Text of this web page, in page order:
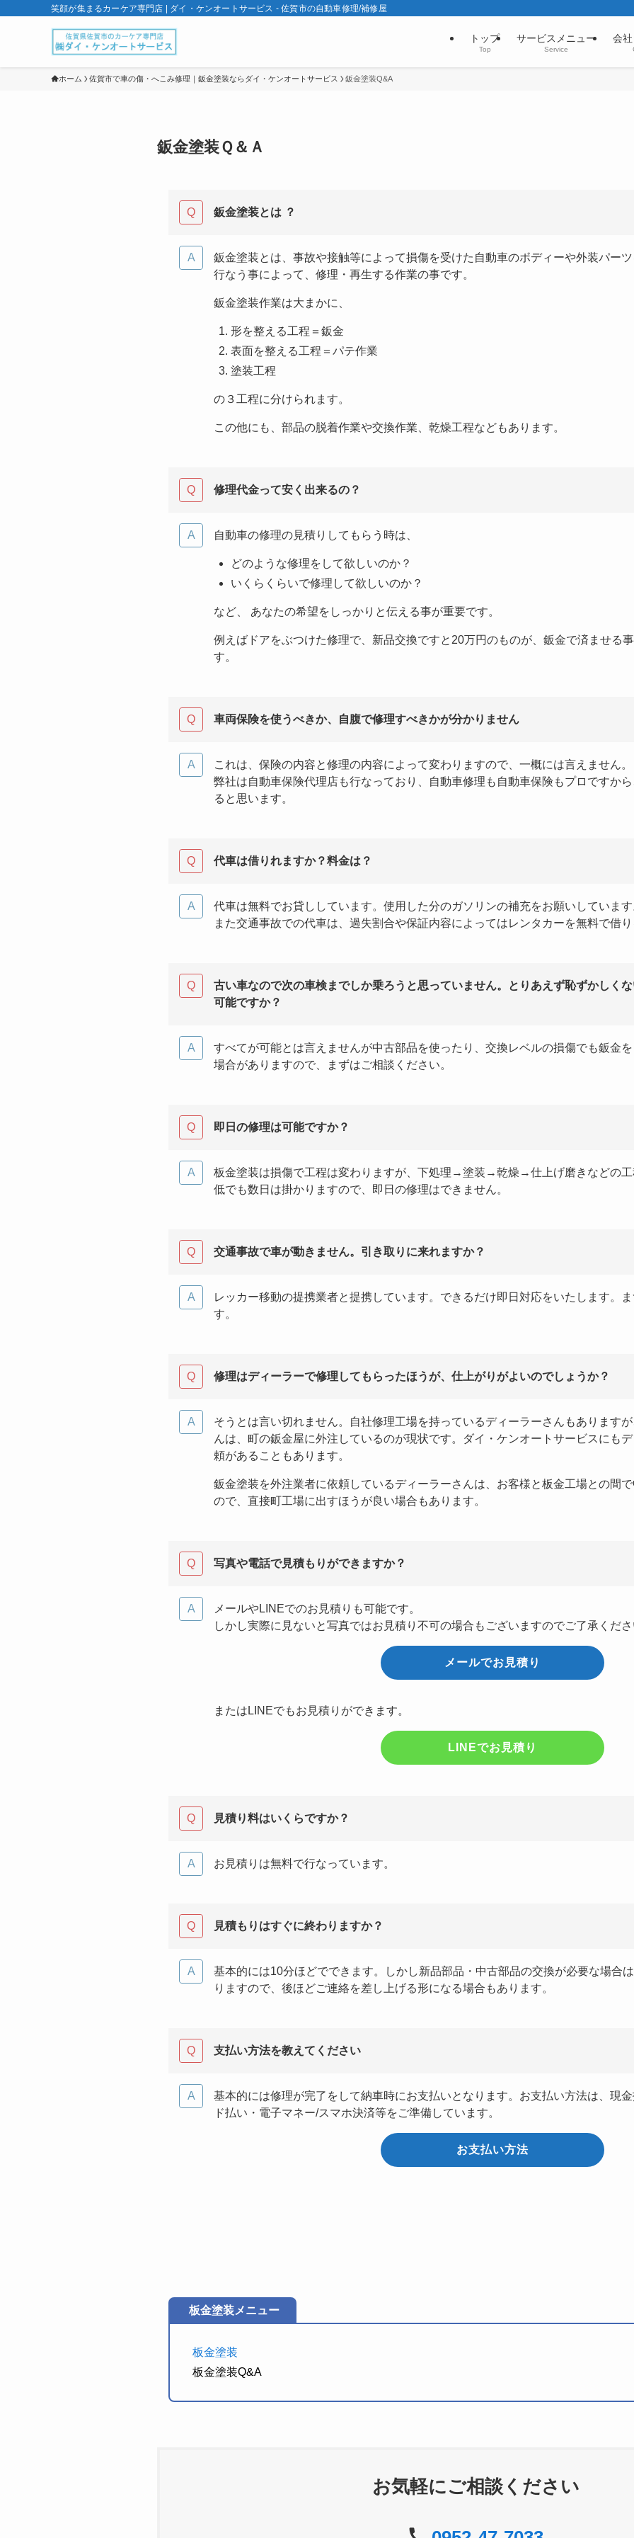
笑顔が集まるカーケア専門店 | ダイ・ケンオートサービス - 佐賀市の自動車修理/補修屋
トップ
Top
サービスメニュー
Service
会
ホーム 佐賀市で車の傷・へこみ修理｜鈑金塗装ならダイ・ケンオートサービス 鈑金塗装Q&A
鈑金塗装Ｑ＆Ａ
鈑金塗装とは ？
鈑金塗装とは、事故や接触等によって損傷を受けた自動車のボディーや外装パー
行なう事によって、修理・再生する作業の事です。
鈑金塗装作業は大まかに、
形を整える工程＝鈑金
表面を整える工程＝パテ作業
塗装工程
の３工程に分けられます。
この他にも、部品の脱着作業や交換作業、乾燥工程などもあります。
修理代金って安く出来るの？
自動車の修理の見積りしてもらう時は、
どのような修理をして欲しいのか？
いくらくらいで修理して欲しいのか？
など、 あなたの希望をしっかりと伝える事が重要です。
例えばドアをぶつけた修理で、新品交換ですと20万円のものが、鈑金で済ませる
す。
車両保険を使うべきか、自腹で修理すべきかが分かりません
これは、保険の内容と修理の内容によって変わりますので、一概には言えません。
弊社は自動車保険代理店も行なっており、自動車修理も自動車保険もプロですか
ると思います。
代車は借りれますか？料金は？
代車は無料でお貸ししています。使用した分のガソリンの補充をお願いしていま
また交通事故での代車は、過失割合や保証内容によってはレンタカーを無料で借
古い車なので次の車検までしか乗ろうと思っていません。とりあえず恥ずかしく
可能ですか？
すべてが可能とは言えませんが中古部品を使ったり、交換レベルの損傷でも鈑金
場合がありますので、まずはご相談ください。
即日の修理は可能ですか？
板金塗装は損傷で工程は変わりますが、下処理→塗装→乾燥→仕上げ磨きなどの工
低でも数日は掛かりますので、即日の修理はできません。
交通事故で車が動きません。引き取りに来れますか？
レッカー移動の提携業者と提携しています。できるだけ即日対応をいたします。
す。
修理はディーラーで修理してもらったほうが、仕上がりがよいのでしょうか？
そうとは言い切れません。自社修理工場を持っているディーラーさんもあります
んは、町の鈑金屋に外注しているのが現状です。ダイ・ケンオートサービスにも
頼があることもあります。
鈑金塗装を外注業者に依頼しているディーラーさんは、お客様と板金工場との間
ので、直接町工場に出すほうが良い場合もあります。
写真や電話で見積もりができますか？
メールやLINEでのお見積りも可能です。
しかし実際に見ないと写真ではお見積り不可の場合もございますのでご了承くだ
メールでお見積り
またはLINEでもお見積りができます。
LINEでお見積り
見積り料はいくらですか？
お見積りは無料で行なっています。
見積もりはすぐに終わりますか？
基本的には10分ほどでできます。しかし新品部品・中古部品の交換が必要な場合
りますので、後ほどご連絡を差し上げる形になる場合もあります。
支払い方法を教えてください
基本的には修理が完了をして納車時にお支払いとなります。お支払い方法は、現
ド払い・電子マネー/スマホ決済等をご準備しています。
お支払い方法
板金塗装メニュー
板金塗装
板金塗装Q&A
お気軽にご相談ください